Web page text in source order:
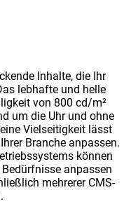
Inhalte, die Ihr
lebhafte und helle
von 800 cd/m²
um die Uhr und ohne
Vielseitigkeit lässt
Branche anpassen.
können
anpassen
mehrerer CMS-